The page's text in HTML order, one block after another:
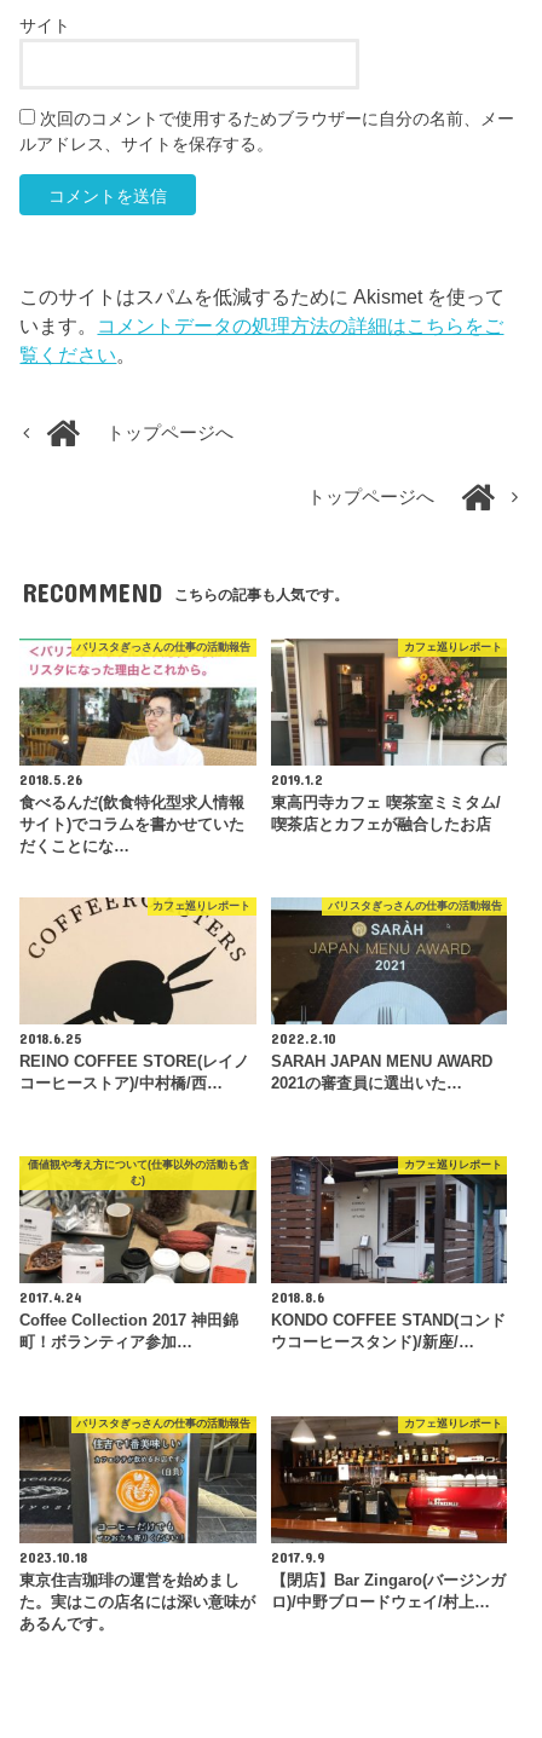
サイト
次回のコメントで使用するためブラウザーに自分の名前、メー
ルアドレス、サイトを保存する。
このサイトはスパムを低減するために Akismet を使って
います。 コメントデータの処理方法の詳細はこちらをご
覧ください。
トップページへ
トップページへ
RECOMMEND こちらの記事も人気です。
バリスタぎっさんの仕事の活動報告
2018.5.26
食べるんだ(飲食特化型求人情報
サイト)でコラムを書かせていた
だくことにな…
カフェ巡りレポート
2019.1.2
東高円寺カフェ 喫茶室ミミタム/
喫茶店とカフェが融合したお店
カフェ巡りレポート
2018.6.25
REINO COFFEE STORE(レイノ
コーヒーストア)/中村橋/西…
バリスタぎっさんの仕事の活動報告
2022.2.10
SARAH JAPAN MENU AWARD
2021の審査員に選出いた…
価値観や考え方について(仕事以外の活動も含
む)
2017.4.24
Coffee Collection 2017 神田錦
町！ボランティア参加…
カフェ巡りレポート
2018.8.6
KONDO COFFEE STAND(コンド
ウコーヒースタンド)/新座/…
バリスタぎっさんの仕事の活動報告
2023.10.18
東京住吉珈琲の運営を始めまし
た。実はこの店名には深い意味が
あるんです。
カフェ巡りレポート
2017.9.9
【閉店】Bar Zingaro(バージンガ
ロ)/中野ブロードウェイ/村上…